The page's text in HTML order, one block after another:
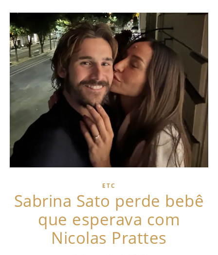
ETC
Sabrina Sato perde bebê
que esperava com
Nicolas Prattes